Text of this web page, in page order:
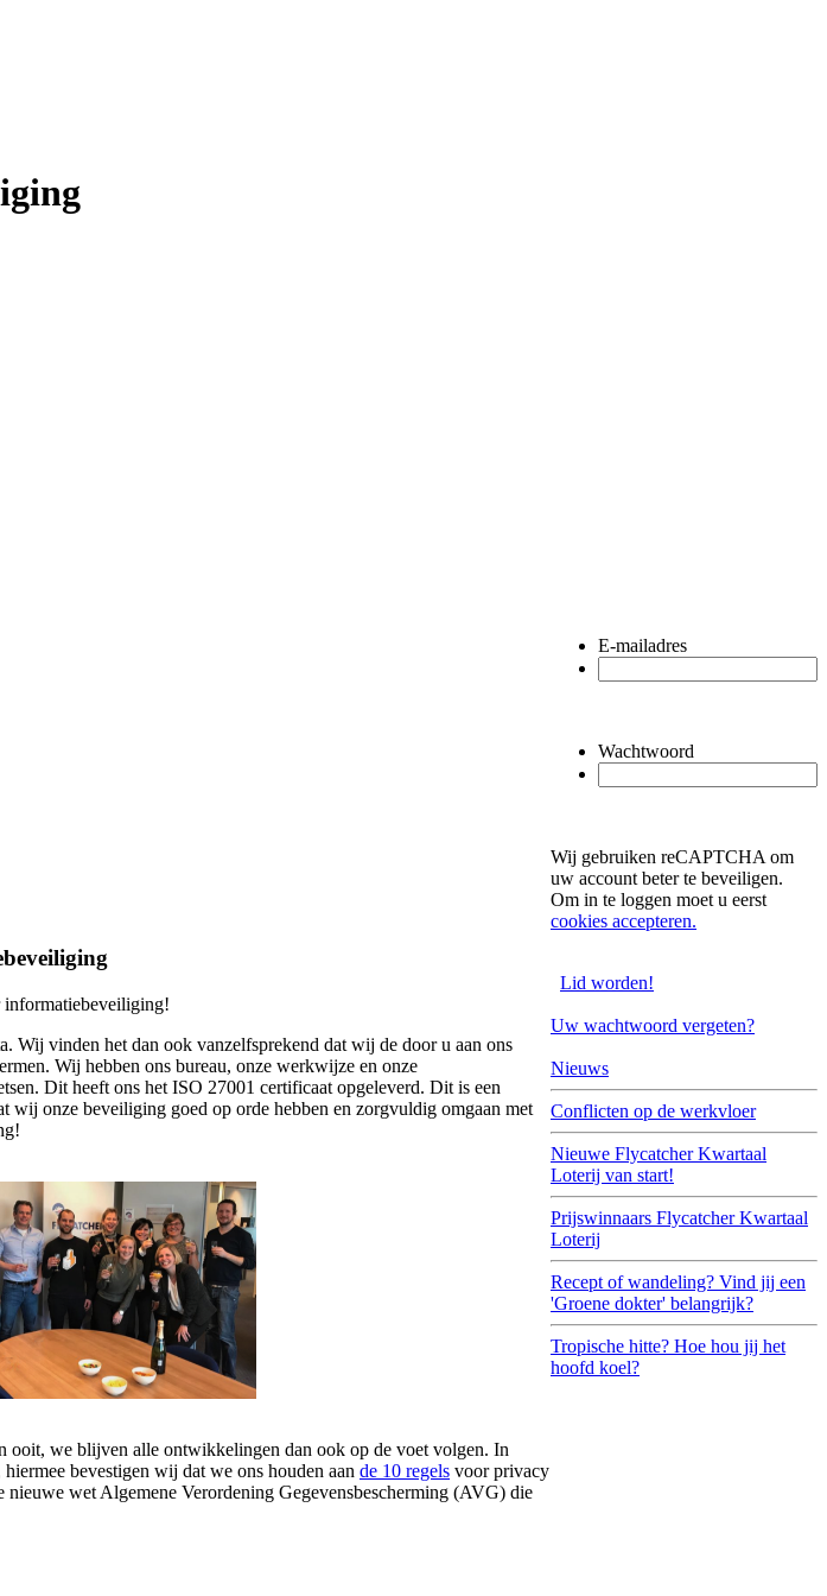
Wij vinden het dan ook vanzelfsprekend dat wij de door u aan ons
Wij hebben ons bureau, onze werkwijze en onze
Dit heeft ons het ISO 27001 certificaat opgeleverd. Dit is een
wij onze beveiliging goed op orde hebben en zorgvuldig omgaan met
we blijven alle ontwikkelingen dan ook op de voet volgen. In
bevestigen wij dat we ons houden aan de 10 regels voor privacy
wet Algemene Verordening Gegevensbescherming (AVG) die
E-mailadres
Wachtwoord
Wij gebruiken reCAPTCHA om
uw account beter te beveiligen.
Om in te loggen moet u eerst
cookies accepteren.
Lid worden!
Uw wachtwoord vergeten?
Nieuws
Conflicten op de werkvloer
Nieuwe Flycatcher Kwartaal
Loterij van start!
Prijswinnaars Flycatcher Kwartaal
Loterij
Recept of wandeling? Vind jij een
'Groene dokter' belangrijk?
Tropische hitte? Hoe hou jij het
hoofd koel?